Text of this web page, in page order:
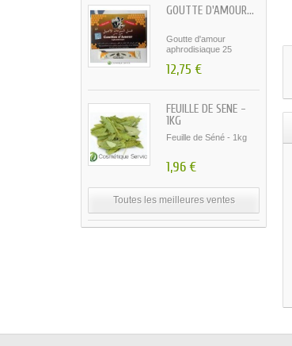
GOUTTE D'AMOUR...
Goutte d'amour
aphrodisiaque 25
12,75 €
FEUILLE DE SÉNÉ -
1KG
Feuille de Séné - 1kg
1,96 €
Toutes les meilleures ventes